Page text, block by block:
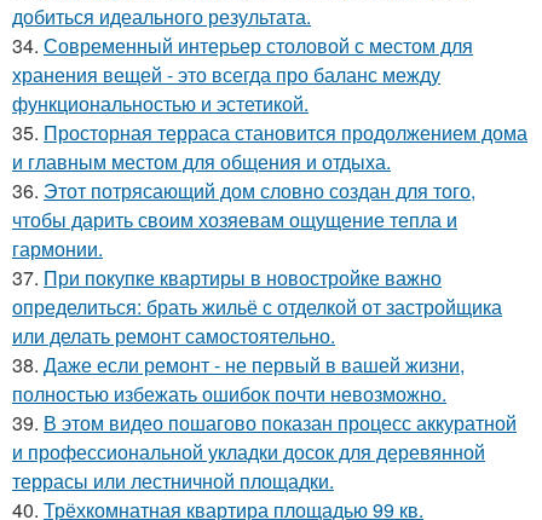
добиться идеального результата.
34. Современный интерьер столовой с местом для
хранения вещей - это всегда про баланс между
функциональностью и эстетикой.
35. Просторная терраса становится продолжением дома
и главным местом для общения и отдыха.
36. Этот потрясающий дом словно создан для того,
чтобы дарить своим хозяевам ощущение тепла и
гармонии.
37. При покупке квартиры в новостройке важно
определиться: брать жильё с отделкой от застройщика
или делать ремонт самостоятельно.
38. Даже если ремонт - не первый в вашей жизни,
полностью избежать ошибок почти невозможно.
39. В этом видео пошагово показан процесс аккуратной
и профессиональной укладки досок для деревянной
террасы или лестничной площадки.
40. Трёхкомнатная квартира площадью 99 кв.